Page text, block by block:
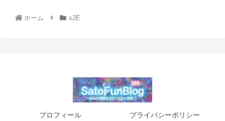
ホーム x2E
プロフィール プライバシーポリシー